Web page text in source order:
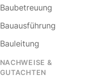
Baubetreuung
Bauausführung
Bauleitung
NACHWEISE &
GUTACHTEN